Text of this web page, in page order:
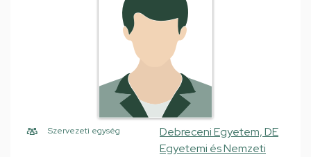
Szervezeti egység
Debreceni Egyetem, DE
Egyetemi és Nemzeti